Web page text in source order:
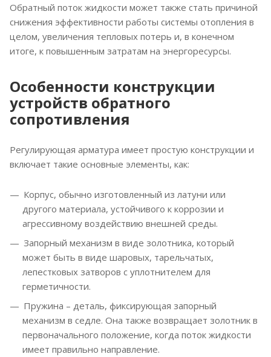
Обратный поток жидкости может также стать причиной
снижения эффективности работы системы отопления в
целом, увеличения тепловых потерь и, в конечном
итоге, к повышенным затратам на энергоресурсы.
Особенности конструкции
устройств обратного
сопротивления
Регулирующая арматура имеет простую конструкции и
включает такие основные элементы, как:
Корпус, обычно изготовленный из латуни или
другого материала, устойчивого к коррозии и
агрессивному воздействию внешней среды.
Запорный механизм в виде золотника, который
может быть в виде шаровых, тарельчатых,
лепестковых затворов с уплотнителем для
герметичности.
Пружина – деталь, фиксирующая запорный
механизм в седле. Она также возвращает золотник в
первоначального положение, когда поток жидкости
имеет правильно направление.